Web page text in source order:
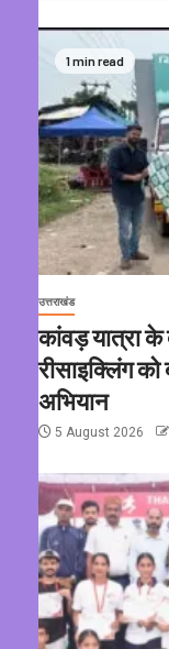
1 min read
उत्तराखंड
कांवड़ यात्रा के
रीसाइक्लिंग
अभियान
5 August 2026